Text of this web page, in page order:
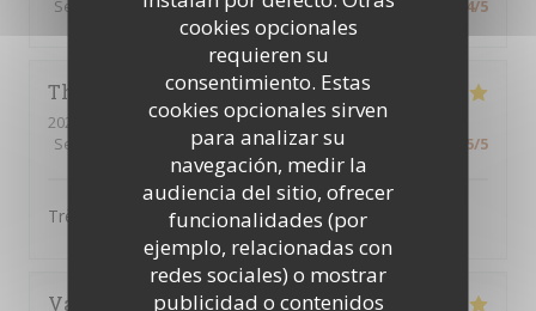
cookies opcionales
requieren su
consentimiento. Estas
cookies opcionales sirven
para analizar su
navegación, medir la
audiencia del sitio, ofrecer
funcionalidades (por
ejemplo, relacionadas con
redes sociales) o mostrar
publicidad o contenidos
Servicio
/5 Ambiente 4/5 Menú:4/5 Calidad / Precio 4/5
Thao
2026-08-04
- 12:15 - Invitados 7
Servicio
Ambiente:4 /5 Menú: 5 /5 Calidad / Precio 5/5
Très bon plat cuisiné, il y en a pour tous les goûts.
Valérie